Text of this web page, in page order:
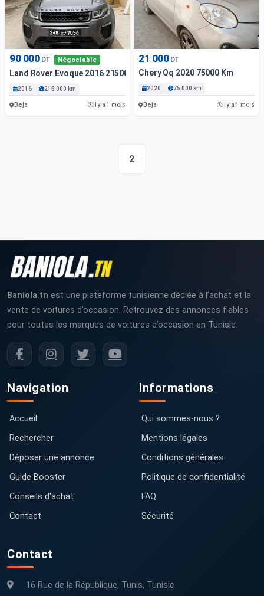
90 000 DT Négociable
Land Rover Evoque 2016 215000 Km
2016 215 000 km
Beja Il y a 1 mois
21 000 DT
Chery Qq 2020 75000 Km
2020 75 000 km
Beja Il y a 1 mois
2
Baniola.tn est une plateforme tunisienne dédiée à l’achat et la
vente de voitures d’occasion. Retrouvez des annonces fiables
pour toutes les marques de voitures d’occasion en Tunisie.
Navigation
Accueil
Rechercher
Déposer une annonce
Guide Booster
Conseils d'achat
Contact
Informations
Qui sommes-nous ?
Mentions légales
Conditions générales
Politique de confidentialité
FAQ
Sécurité
Contact
16 Rue de la République, Tunis, Tunisie